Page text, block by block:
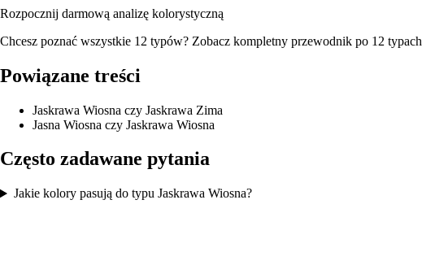
Rozpocznij darmową analizę kolorystyczną
Chcesz poznać wszystkie 12 typów? Zobacz kompletny przewodnik po 12 typach
Powiązane treści
Jaskrawa Wiosna czy Jaskrawa Zima
Jasna Wiosna czy Jaskrawa Wiosna
Często zadawane pytania
Jakie kolory pasują do typu Jaskrawa Wiosna?